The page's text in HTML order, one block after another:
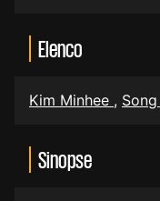
Elenco
Kim Minhee ,
Sinopse